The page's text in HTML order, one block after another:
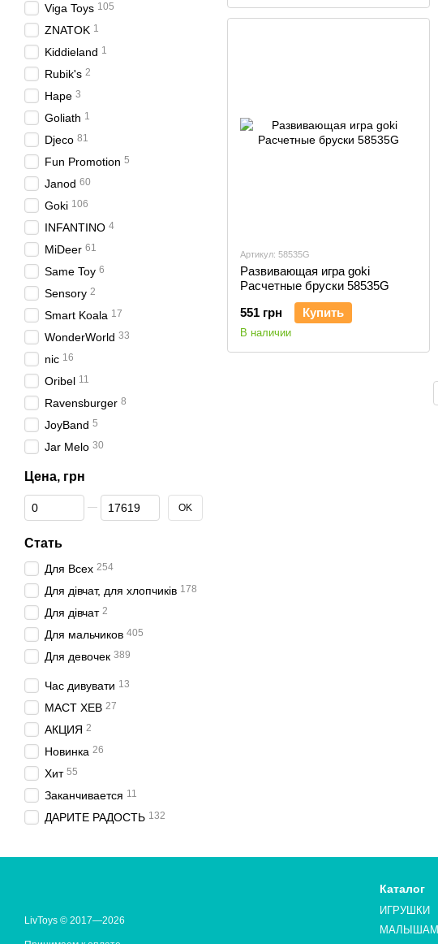
Артикул: 58535G
Развивающая игра goki
Расчетные бруски 58535G
551 грн
Купить
В наличии
Viga Toys 105
ZNATOK 1
Kiddieland 1
Rubik's 2
Hape 3
Goliath 1
Djeco 81
Fun Promotion 5
Janod 60
Goki 106
INFANTINO 4
MiDeer 61
Same Toy 6
Sensory 2
Smart Koala 17
WonderWorld 33
nic 16
Oribel 11
Ravensburger 8
JoyBand 5
Jar Melo 30
Цена, грн
От Цена, грн
До Цена, грн OK
Стать
Для Всех 254
Для дівчат, для хлопчиків 178
Для дівчат 2
Для мальчиков 405
Для девочек 389
Час дивувати 13
МАСТ ХЕВ 27
АКЦИЯ 2
Новинка 26
Хит 55
Заканчивается 11
ДАРИТЕ РАДОСТЬ 132
LivToys © 2017—2026
Каталог
ИГРУШКИ
МАЛЫШАМ